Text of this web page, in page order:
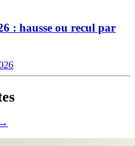
: hausse ou recul par